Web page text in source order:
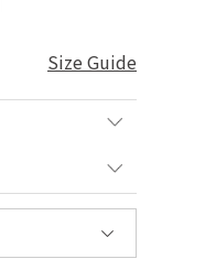
Size Guide